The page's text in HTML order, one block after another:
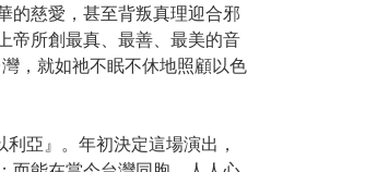
的慈愛，甚至背叛真理迎合邪
帝所創最真、最善、最美的音
，就如祂不眠不休地照顧以色
亞』。年初決定這場演出，